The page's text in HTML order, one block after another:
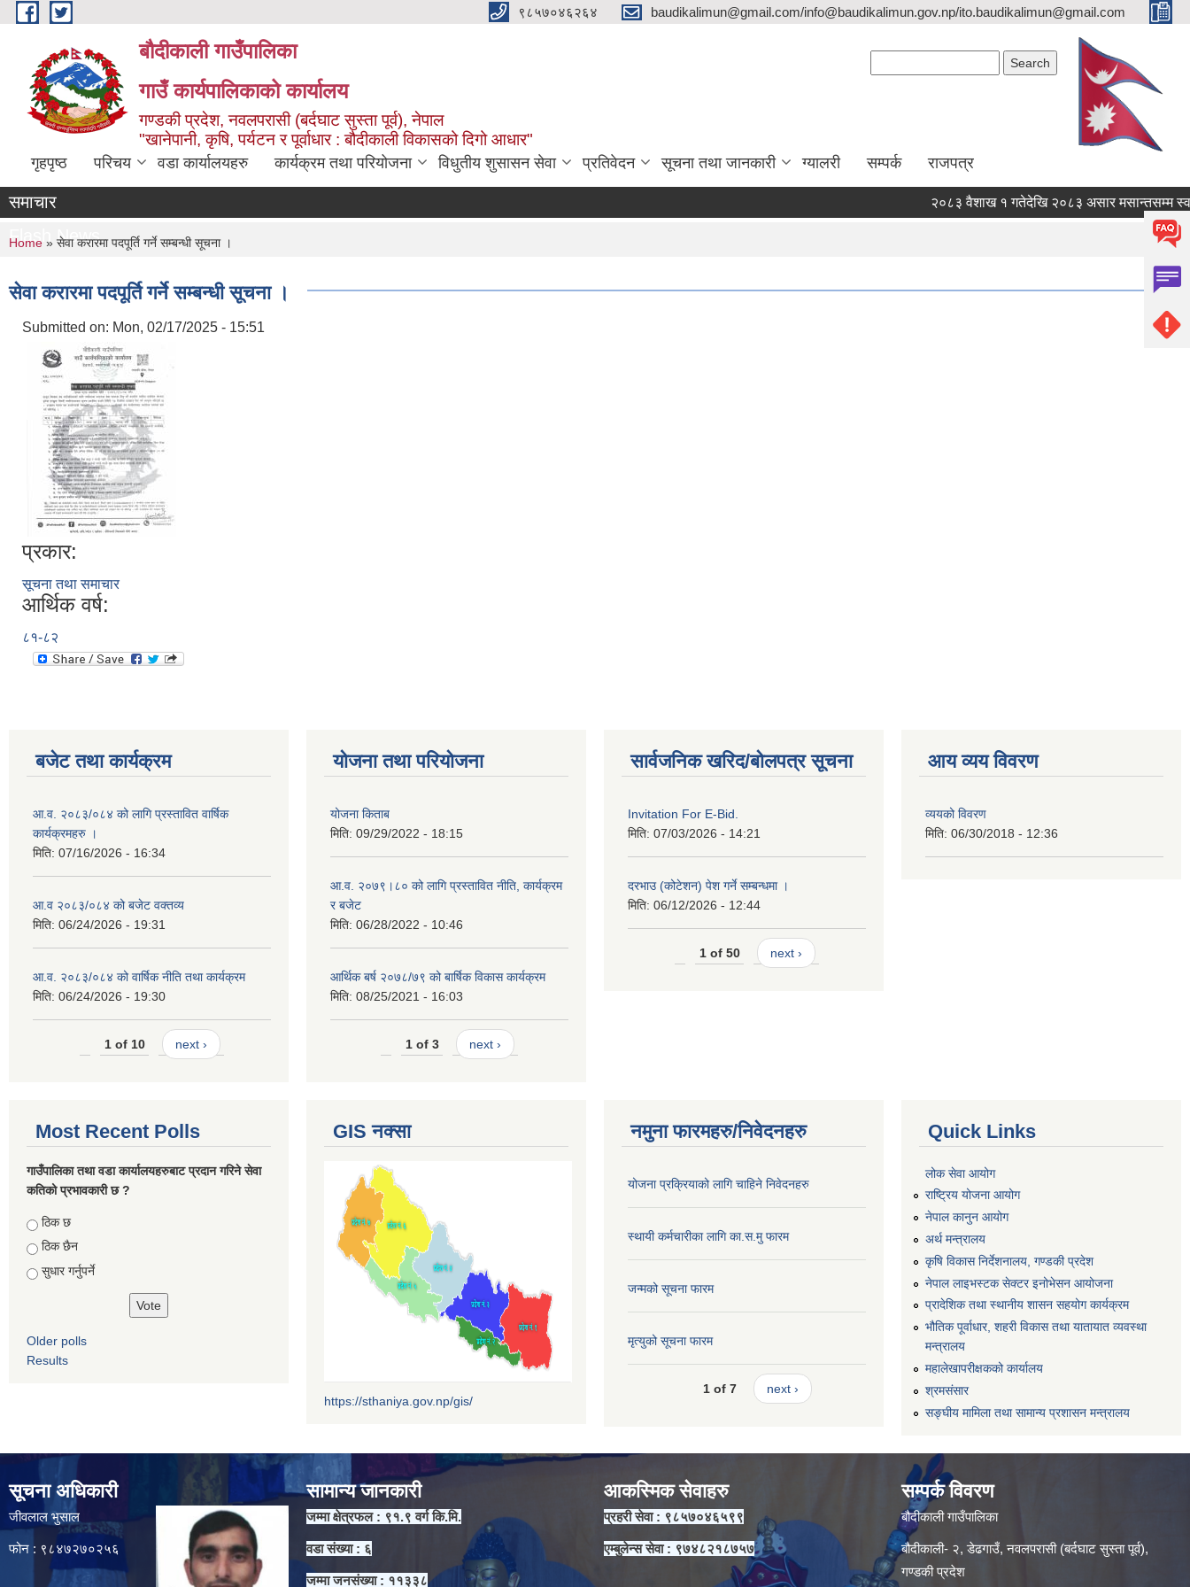
Skip to main content ९८५७०४६२६४ baudikalimun@gmail.com/info@baudikalimun.gov.np/ito.baudikalimun@gmail.com
बौदीकाली गाउँपालिका
गाउँ कार्यपालिकाको कार्यालय
गण्डकी प्रदेश, नवलपरासी (बर्दघाट सुस्ता पूर्व), नेपाल
"खानेपानी, कृषि, पर्यटन र पूर्वाधार : बौदीकाली विकासको दिगो आधार"
गृहपृष्ठ परिचय वडा कार्यालयहरु कार्यक्रम तथा परियोजना विधुतीय शुसासन सेवा प्रतिवेदन सूचना तथा जानकारी ग्यालरी सम्पर्क राजपत्र
समाचार २०८३ वैशाख १ गतेदेखि २०८३ असार मसान्तसम्म स्वत
Flash News २०८३ वैशाख १ गतेदेखि २०८३ असार मसान्तसम्म स्वत
You are here
Home » सेवा करारमा पदपूर्ति गर्ने सम्बन्धी सूचना ।
सेवा करारमा पदपूर्ति गर्ने सम्बन्धी सूचना ।
Submitted on: Mon, 02/17/2025 - 15:51
प्रकार:
सूचना तथा समाचार
आर्थिक वर्ष:
८१-८२
बजेट तथा कार्यक्रम
आ.व. २०८३/०८४ को लागि प्रस्तावित वार्षिक
कार्यक्रमहरु ।
मिति: 07/16/2026 - 16:34
आ.व २०८३/०८४ को बजेट वक्तव्य
मिति: 06/24/2026 - 19:31
आ.व. २०८३/०८४ को वार्षिक नीति तथा कार्यक्रम
मिति: 06/24/2026 - 19:30
1 of 10 next ›
योजना तथा परियोजना
योजना किताब
मिति: 09/29/2022 - 18:15
आ.व. २०७९।८० को लागि प्रस्तावित नीति, कार्यक्रम
र बजेट
मिति: 06/28/2022 - 10:46
आर्थिक बर्ष २०७८/७९ को बार्षिक विकास कार्यक्रम
मिति: 08/25/2021 - 16:03
1 of 3 next ›
सार्वजनिक खरिद/बोलपत्र सूचना
Invitation For E-Bid.
मिति: 07/03/2026 - 14:21
दरभाउ (कोटेशन) पेश गर्ने सम्बन्धमा ।
मिति: 06/12/2026 - 12:44
1 of 50 next ›
आय व्यय विवरण
व्ययको विवरण
मिति: 06/30/2018 - 12:36
Most Recent Polls
गाउँपालिका तथा वडा कार्यालयहरुबाट प्रदान गरिने सेवा
कतिको प्रभावकारी छ ?
Choices
ठिक छ
ठिक छैन
सुधार गर्नुपर्ने
Older polls
Results
GIS नक्सा
https://sthaniya.gov.np/gis/
नमुना फारमहरु/निवेदनहरु
योजना प्रक्रियाको लागि चाहिने निवेदनहरु
स्थायी कर्मचारीका लागि का.स.मु फारम
जन्मको सूचना फारम
मृत्युको सूचना फारम
1 of 7 next ›
Quick Links
लोक सेवा आयोग
राष्ट्रिय योजना आयोग
नेपाल कानुन आयोग
अर्थ मन्त्रालय
कृषि विकास निर्देशनालय, गण्डकी प्रदेश
नेपाल लाइभस्टक सेक्टर इनोभेसन आयोजना
प्रादेशिक तथा स्थानीय शासन सहयोग कार्यक्रम
भौतिक पूर्वाधार, शहरी विकास तथा यातायात व्यवस्था
मन्त्रालय
महालेखापरीक्षकको कार्यालय
श्रमसंसार
सङ्घीय मामिला तथा सामान्य प्रशासन मन्त्रालय
सूचना अधिकारी
जीवलाल भुसाल
फोन : ९८४७२७०२५६
सामान्य जानकारी
जम्मा क्षेत्रफल : ९१.९ वर्ग कि.मि.
वडा संख्या : ६
जम्मा जनसंख्या : ११३३८
आकस्मिक सेवाहरु
प्रहरी सेवा : ९८५७०४६५९९
एम्बुलेन्स सेवा : ९७४८२१८७५७
सम्पर्क विवरण
बौदीकाली गाउँपालिका
बौदीकाली- २, डेढगाउँ, नवलपरासी (बर्दघाट सुस्ता पूर्व),
गण्डकी प्रदेश